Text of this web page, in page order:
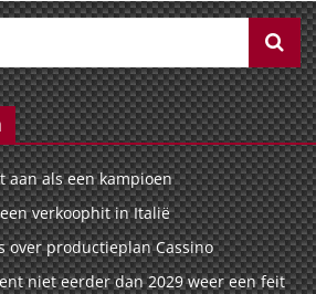
aan als een kampioen
verkoophit in Italië
over productieplan Cassino
niet eerder dan 2029 weer een feit